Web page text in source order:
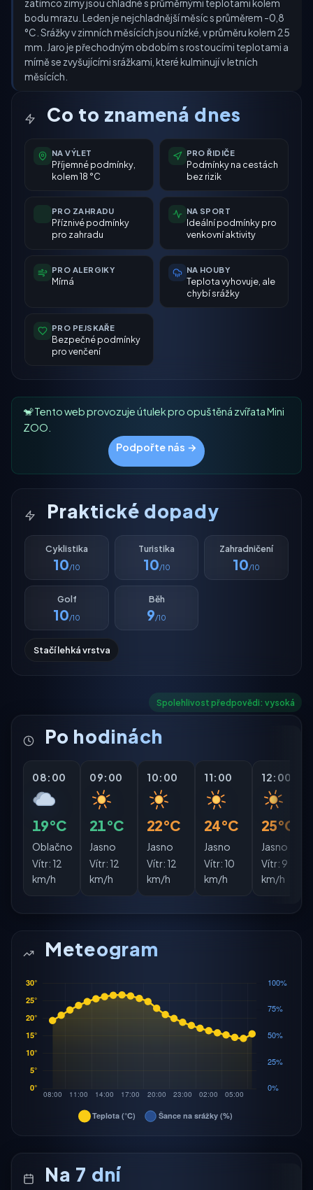
zatímco zimy jsou chladné s průměrnými teplotami kolem
bodu mrazu. Leden je nejchladnější měsíc s průměrem -0,8
°C. Srážky v zimních měsících jsou nízké, v průměru kolem 25
mm. Jaro je přechodným obdobím s rostoucími teplotami a
mírně se zvyšujícími srážkami, které kulminují v letních
měsících.
Co to znamená dnes
NA VÝLET
Příjemné podmínky,
kolem 18 °C
PRO ŘIDIČE
Podmínky na cestách
bez rizik
PRO ZAHRADU
Příznivé podmínky
pro zahradu
NA SPORT
Ideální podmínky pro
venkovní aktivity
PRO ALERGIKY
Mírná
NA HOUBY
Teplota vyhovuje, ale
chybí srážky
PRO PEJSKAŘE
Bezpečné podmínky
pro venčení
🐒 Tento web provozuje útulek pro opuštěná zvířata Mini
ZOO.
Podpořte nás →
Praktické dopady
Cyklistika
10/10
Turistika
10/10
Zahradničení
10/10
Golf
10/10
Běh
9/10
Stačí lehká vrstva
Spolehlivost předpovědi: vysoká
Po hodinách
08:00
19°C
Oblačno
Vítr: 12
km/h
09:00
21°C
Jasno
Vítr: 12
km/h
10:00
22°C
Jasno
Vítr: 12
km/h
11:00
24°C
Jasno
Vítr: 10
km/h
12:00
25°C
Jasno
Vítr: 9
km/h
Meteogram
Na 7 dní